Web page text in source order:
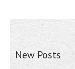
New Posts